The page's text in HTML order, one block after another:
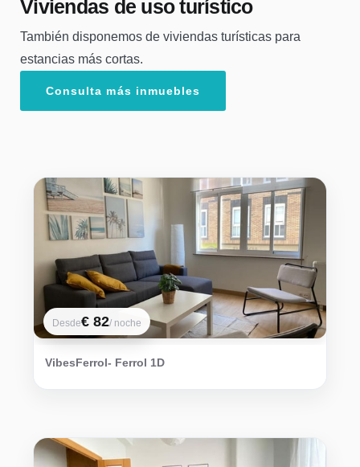
Viviendas de uso turístico
También disponemos de viviendas turísticas para
estancias más cortas.
Consulta más inmuebles
VibesFerrol- Ferrol 1D
Desde€ 82/ noche